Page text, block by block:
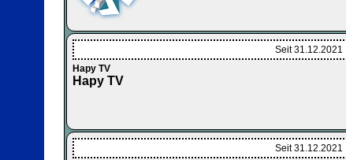
Seit 31.12.2021
Hapy TV
Hapy TV
Seit 31.12.2021